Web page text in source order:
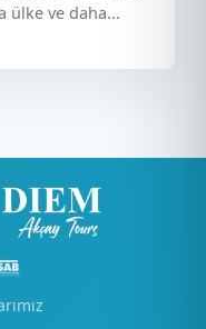
ülke ve daha...